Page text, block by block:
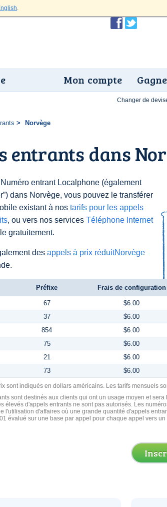
.
Mon compte
Norvège
entrants dans
entrant Localphone (également
dans Norvège, vous pouvez le transférer
existant à nos tarifs pour les appels
, ou vers nos services Téléphone Internet
gratuitement.
des appels à prix réduitNorvège
Changer de
Préfixe Frais de configuration
67 $6.00
37 $6.00
854 $6.00
75 $6.00
21 $6.00
73 $6.00
sont indiqués en dollars américains. Les tarifs mensuels
sont destinés aux clients qui ont un usage moyen et
élevés d'appels entrants ne sont pas autorisés. Les
l'utilisation d'affaires où une grande quantité d'appels
évalué sur une base par appel pour chaque appel vers